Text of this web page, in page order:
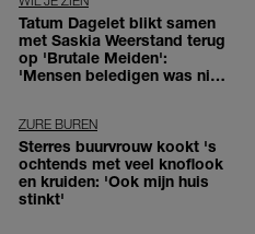
Tatum Dagelet blikt samen
met Saskia Weerstand terug
op 'Brutale Meiden':
'Mensen beledigen was niet
ZURE BUREN
Sterres buurvrouw kookt 's
ochtends met veel knoflook
en kruiden: 'Ook mijn huis
stinkt'